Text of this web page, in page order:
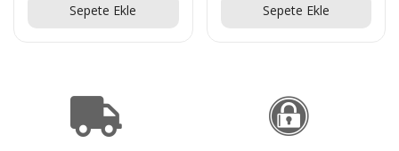
Sepete Ekle Sepete Ekle